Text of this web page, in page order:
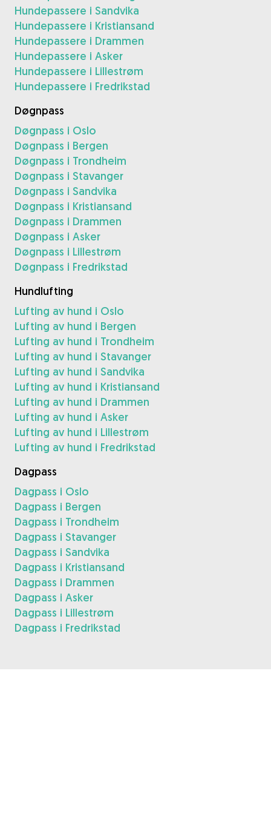
Hundepassere i Sandvika
Hundepassere i Kristiansand
Hundepassere i Drammen
Hundepassere i Asker
Hundepassere i Lillestrøm
Hundepassere i Fredrikstad
Døgnpass
Døgnpass i Oslo
Døgnpass i Bergen
Døgnpass i Trondheim
Døgnpass i Stavanger
Døgnpass i Sandvika
Døgnpass i Kristiansand
Døgnpass i Drammen
Døgnpass i Asker
Døgnpass i Lillestrøm
Døgnpass i Fredrikstad
Hundlufting
Lufting av hund i Oslo
Lufting av hund i Bergen
Lufting av hund i Trondheim
Lufting av hund i Stavanger
Lufting av hund i Sandvika
Lufting av hund i Kristiansand
Lufting av hund i Drammen
Lufting av hund i Asker
Lufting av hund i Lillestrøm
Lufting av hund i Fredrikstad
Dagpass
Dagpass i Oslo
Dagpass i Bergen
Dagpass i Trondheim
Dagpass i Stavanger
Dagpass i Sandvika
Dagpass i Kristiansand
Dagpass i Drammen
Dagpass i Asker
Dagpass i Lillestrøm
Dagpass i Fredrikstad